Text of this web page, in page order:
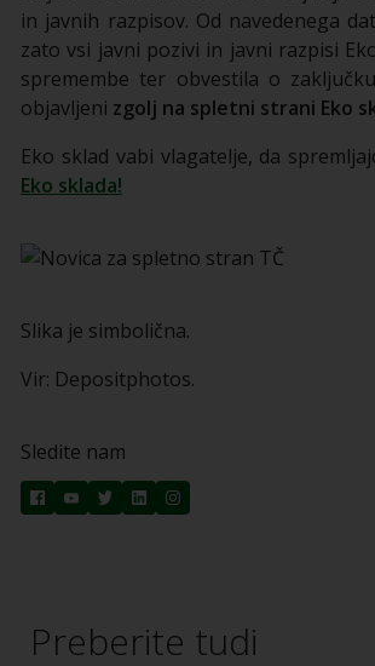
in javnih razpisov. Od navedenega
zato vsi javni pozivi in javni razpisi
spremembe ter obvestila o
objavljeni zgolj na spletni strani Eko
Eko sklad vabi vlagatelje, da
Eko sklada!
Slika je simbolična.
Vir: Depositphotos.
Sledite nam
Preberite tudi